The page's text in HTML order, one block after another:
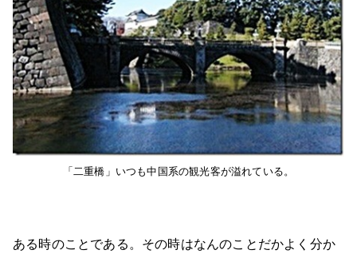
「二重橋」いつも中国系の観光客が溢れている。
ある時のことである。その時はなんのことだかよく分か